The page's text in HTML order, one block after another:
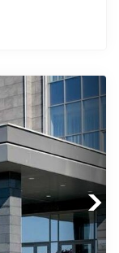
Next